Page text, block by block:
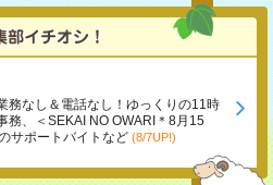
務なし＆電話なし！ゆっくりの11時
務、＜SEKAI NO OWARI＊8月15
サポートバイトなど (8/7UP!)